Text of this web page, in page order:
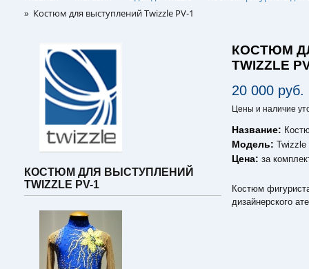
» Костюм для выступлений Twizzle PV-1
КОСТЮМ ДЛЯ ВЫСТУПЛЕНИЙ
TWIZZLE PV-1
КОСТЮМ
TWIZZLE
20 000 руб.
Цены и наличие
Название:
Модель:Twizzle
Цена:за
Костюм
дизайнерского